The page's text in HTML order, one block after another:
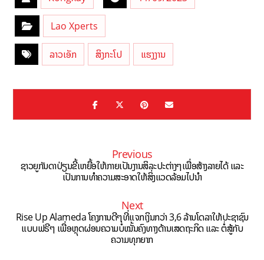
Lao Xperts
ລາວເອັກ ສິງກະໂປ ແຮງງານ
Previous
ຊາວຍູກັນດາປ່ຽນຂີ້ເຫຍື້ອໃຫ້ກາຍເປັນງານສິລະປະຕ່າງໆເພື່ອສ້າງລາຍໄດ້ ແລະ
ເປັນການທຳຄວາມສະອາດໃຫ້ສິ່ງແວດລ້ອມໄປນຳ
Next
Rise Up Alameda ໂຄງການດີໆທີ່ແຈກເງິນກວ່າ 3,6 ລ້ານໂດລາໃຫ້ປະຊາຊົນ
ແບບຟຣີໆ ເພື່ອຫຼຸດຜ່ອນຄວາມບໍ່ໝັ້ນຄົງທາງດ້ານເສດຖະກິດ ແລະ ຕໍ່ສູ້ກັບ
ຄວາມທຸກຍາກ